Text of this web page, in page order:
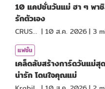
10 แคปชั่นวันแม่ ฮา ๆ พาชิล ชวนแม่พักและ
รักตัวเอง
CRUSHที่แปลว่าแอบชอบ | 10 ส.ค. 2026| 3
แฟชั่น
เคล็ดลับสร้างการ์ดวันแม่
น่ารัก โดนใจคุณแม่